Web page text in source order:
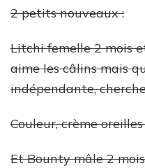
2 petits nouveaux :
Litchi femelle 2 mois
aime les câlins mais
indépendante,
Couleur, crème
Et Bounty mâle 2